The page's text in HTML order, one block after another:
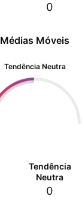
0
Médias Móveis
Tendência Neutra
Tendência
Neutra
0